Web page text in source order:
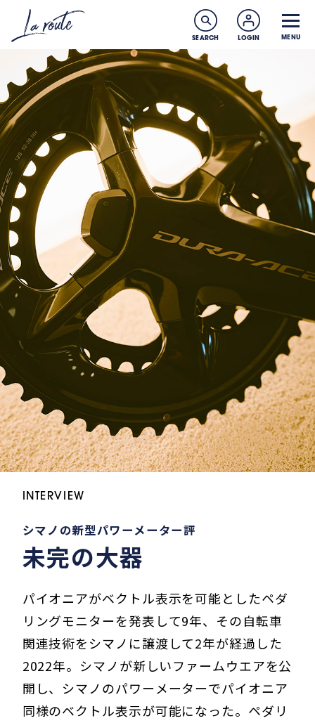
SEARCH LOGIN MENU
INTERVIEW
シマノの新型パワーメーター評
未完の大器
パイオニアがベクトル表示を可能としたペダ
リングモニターを発表して9年、その自転車
関連技術をシマノに譲渡して2年が経過した
2022年。シマノが新しいファームウエアを公
開し、シマノのパワーメーターでパイオニア
同様のベクトル表示が可能になった。ペダリ